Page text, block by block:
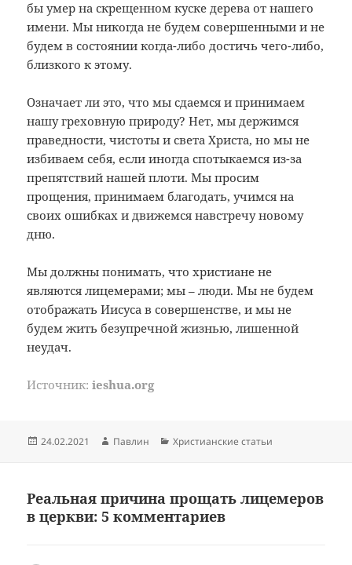
бы умер на скрещенном куске дерева от нашего
имени. Мы никогда не будем совершенными и не
будем в состоянии когда-либо достичь чего-либо,
близкого к этому.
Означает ли это, что мы сдаемся и принимаем
нашу греховную природу? Нет, мы держимся
праведности, чистоты и света Христа, но мы не
избиваем себя, если иногда спотыкаемся из-за
препятствий нашей плоти. Мы просим
прощения, принимаем благодать, учимся на
своих ошибках и движемся навстречу новому
дню.
Мы должны понимать, что христиане не
являются лицемерами; мы – люди. Мы не будем
отображать Иисуса в совершенстве, и мы не
будем жить безупречной жизнью, лишенной
неудач.
Источник:ieshua.org
Опубликовано
24.02.2021 Автор
Павлин Рубрики
Христианские статьи
Реальная причина прощать лицемеров
в церкви: 5 комментариев